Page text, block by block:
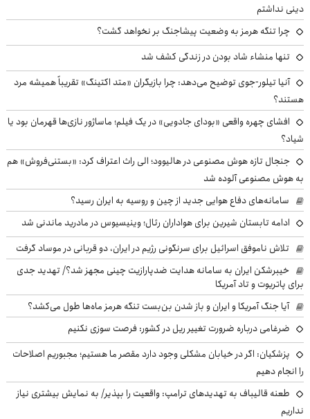
دینی نداشتم
چرا تنگه هرمز به وضعیت پیشاجنگ بر نخواهد گشت؟
تنها منشاء شاد بودن در زندگی کشف شد
آنیا تیلور-جوی توضیح می‌دهد: چرا بازیگران «متد اکتینگ» تقریباً همیشه مرد
هستند؟
افشای چهره واقعی «بودای جادویی» در یک فیلم؛ ماساژور نازی‌ها قهرمان بود یا
شیاد؟
جنجال تازه هوش مصنوعی در هالیوود؛ الی راث اعتراف کرد: «بستنی‌فروش» هم
به هوش مصنوعی آلوده شد
سامانه‌های دفاع هوایی جدید از چین و روسیه به ایران رسید؟
ادامه تابستان شیرین برای هواداران رئال؛ وینیسیوس در مادرید ماندنی شد
تلاش ناموفق اسرائیل برای سرنگونی رژیم در ایران، دو قربانی در موساد گرفت
خیبرشکن ایران به سامانه هدایت ضدپارازیت چینی مجهز شد؟/ تهدید جدی
برای پاتریوت و تاد آمریکا
آیا جنگ آمریکا و ایران و باز شدن بن‌بست تنگه هرمز ماه‌ها طول می‌کشد؟
ضرغامی درباره ضرورت تغییر ریل در کشور: فرصت سوزی نکنیم
پزشکیان: اگر در خیابان مشکلی وجود دارد مقصر ما هستیم؛ مجبوریم اصلاحات
را انجام دهیم
طعنه قالیباف به تهدیدهای ترامپ: واقعیت را بپذیر/ به نمایش بیشتری نیاز
نداریم